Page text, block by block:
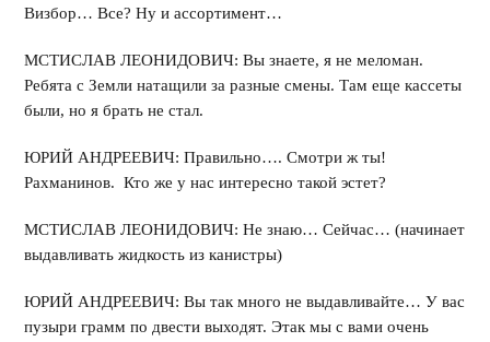
Визбор… Все? Ну и ассортимент…
МСТИСЛАВ ЛЕОНИДОВИЧ: Вы знаете, я не меломан.
Ребята с Земли натащили за разные смены. Там еще кассеты
были, но я брать не стал.
ЮРИЙ АНДРЕЕВИЧ: Правильно…. Смотри ж ты!
Рахманинов. Кто же у нас интересно такой эстет?
МСТИСЛАВ ЛЕОНИДОВИЧ: Не знаю… Сейчас… (начинает
выдавливать жидкость из канистры)
ЮРИЙ АНДРЕЕВИЧ: Вы так много не выдавливайте… У вас
пузыри грамм по двести выходят. Этак мы с вами очень